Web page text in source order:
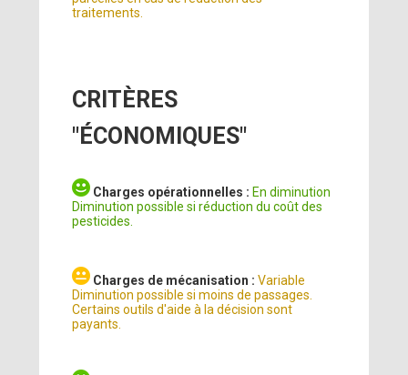
traitements.
CRITÈRES
"ÉCONOMIQUES"
Charges opérationnelles : En diminution
Diminution possible si réduction du coût des
pesticides.
Charges de mécanisation :Variable
Diminution possible si moins de passages.
Certains outils d'aide à la décision sont
payants.